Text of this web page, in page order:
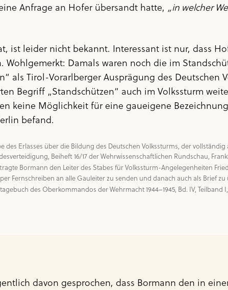
Anfrage an Hofer übersandt hatte, „in welcher
ist leider nicht bekannt. Interessant ist nur, dass
Wohlgemerkt: Damals waren noch die im
als Tirol-Vorarlberger Ausprägung des
Begriff „Standschützen“ auch im Volkssturm
keine Möglichkeit für eine gaueigene
befand.
des Erlasses über die Bildung des Deutschen Volkssturms, der
Bormann den Leiter des Stabes für Volkssturm-Angelegenheiten
des Oberkommandos der Wehrmacht 1944–1945, Bd. IV, Teilband
davon gesprochen, dass Bormann den in